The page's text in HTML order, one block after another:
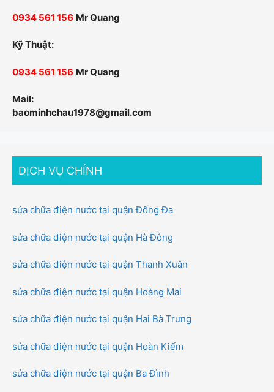
0934 561 156 Mr Quang
Kỹ Thuật:
0934 561 156 Mr Quang
Mail:
baominhchau1978@gmail.com
DỊCH VỤ CHÍNH
sửa chữa điện nước tại quận Đống Đa
sửa chữa điện nước tại quận Hà Đông
sửa chữa điện nước tại quận Thanh Xuân
sửa chữa điện nước tại quận Hoàng Mai
sửa chữa điện nước tại quận Hai Bà Trưng
sửa chữa điện nước tại quận Hoàn Kiếm
sửa chữa điện nước tại quận Ba Đình